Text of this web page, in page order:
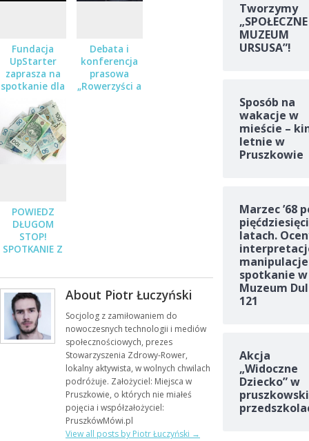
Fundacja
UpStarter
zaprasza na
spotkanie dla
przedsiębiorców
Debata i
konferencja
prasowa
„Rowerzyści a
POWIEDZ
DŁUGOM
STOP!
SPOTKANIE Z
About Piotr Łuczyński
Socjolog z zamiłowaniem do
nowoczesnych technologii i mediów
społecznościowych, prezes
Stowarzyszenia Zdrowy-Rower,
lokalny aktywista, w wolnych chwilach
podróżuje. Założyciel: Miejsca w
Pruszkowie, o których nie miałeś
pojęcia i współzałożyciel:
PruszkówMówi.pl
View all posts by Piotr Łuczyński →
Tworzymy
„SPOŁECZNE
MUZEUM
URSUSA”!
Sposób na
wakacje w
mieście –
letnie w
Pruszkowie
Marzec ’68
latach.
spotkanie w
Muzeum
121
Akcja
„Widoczne
Dziecko” w